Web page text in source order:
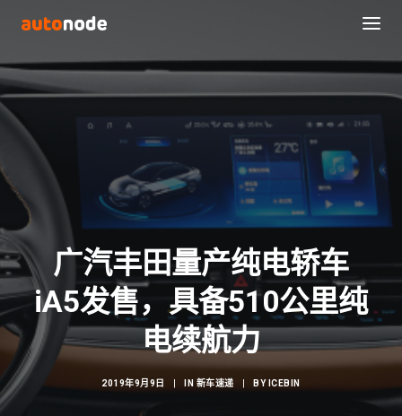
Search
广汽丰田量产纯电轿车
iA5发售，具备510公里纯
电续航力
2019年9月9日 IN 新车速递 BY ICEBIN